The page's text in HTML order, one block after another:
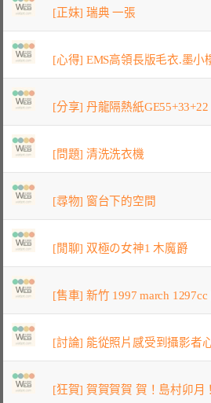
[正妹] 瑞典 一張
[心得] EMS高領長版毛衣.墨小
[分享] 丹龍隔熱紙GE55+33+22
[問題] 清洗洗衣機
[尋物] 窗台下的空間
[閒聊] 双極の女神1 木魔爵
[售車] 新竹 1997 march 1297cc
[討論] 能從照片感受到攝影者
[狂賀] 賀賀賀賀 賀！島村卯月